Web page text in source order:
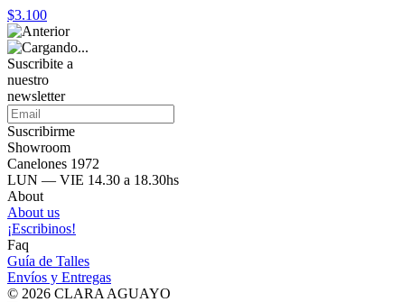
$3.100
Suscribite a
nuestro
newsletter
Suscribirme
Showroom
Canelones 1972
LUN — VIE 14.30 a 18.30hs
About
About us
¡Escribinos!
Faq
Guía de Talles
Envíos y Entregas
© 2026 CLARA AGUAYO